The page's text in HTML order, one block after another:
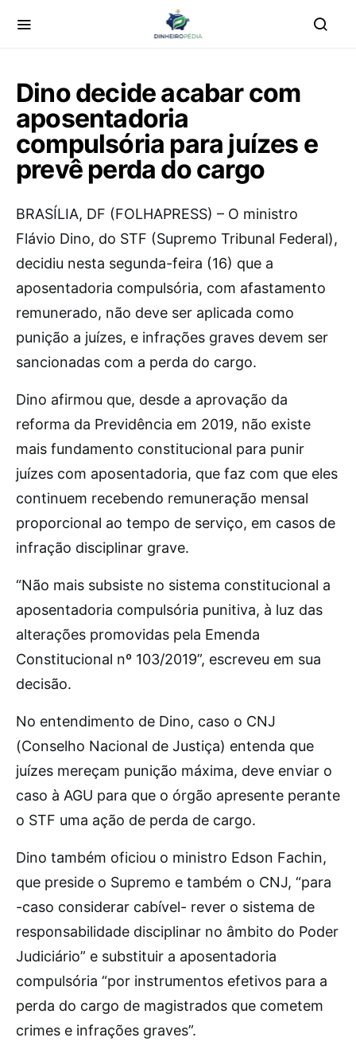
Dino decide acabar com
aposentadoria
compulsória para juízes e
prevê perda do cargo
BRASÍLIA, DF (FOLHAPRESS) – O ministro
Flávio Dino, do STF (Supremo Tribunal Federal),
decidiu nesta segunda-feira (16) que a
aposentadoria compulsória, com afastamento
remunerado, não deve ser aplicada como
punição a juízes, e infrações graves devem ser
sancionadas com a perda do cargo.
Dino afirmou que, desde a aprovação da
reforma da Previdência em 2019, não existe
mais fundamento constitucional para punir
juízes com aposentadoria, que faz com que eles
continuem recebendo remuneração mensal
proporcional ao tempo de serviço, em casos de
infração disciplinar grave.
“Não mais subsiste no sistema constitucional a
aposentadoria compulsória punitiva, à luz das
alterações promovidas pela Emenda
Constitucional nº 103/2019”, escreveu em sua
decisão.
No entendimento de Dino, caso o CNJ
(Conselho Nacional de Justiça) entenda que
juízes mereçam punição máxima, deve enviar o
caso à AGU para que o órgão apresente perante
o STF uma ação de perda de cargo.
Dino também oficiou o ministro Edson Fachin,
que preside o Supremo e também o CNJ, “para
-caso considerar cabível- rever o sistema de
responsabilidade disciplinar no âmbito do Poder
Judiciário” e substituir a aposentadoria
compulsória “por instrumentos efetivos para a
perda do cargo de magistrados que cometem
crimes e infrações graves”.